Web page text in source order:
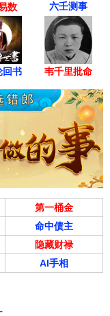
数 六壬测事
回书 韦千里批命
第一桶金
命中债主
隐藏财禄
AI手相